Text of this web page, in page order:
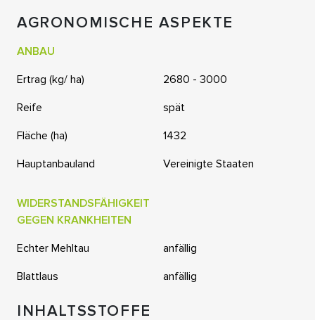
AGRONOMISCHE ASPEKTE
ANBAU
Ertrag (kg/ ha)
2680 - 3000
Reife
spät
Fläche (ha)
1432
Hauptanbauland
Vereinigte Staaten
WIDERSTANDSFÄHIGKEIT
GEGEN KRANKHEITEN
Echter Mehltau
anfällig
Blattlaus
anfällig
INHALTSSTOFFE